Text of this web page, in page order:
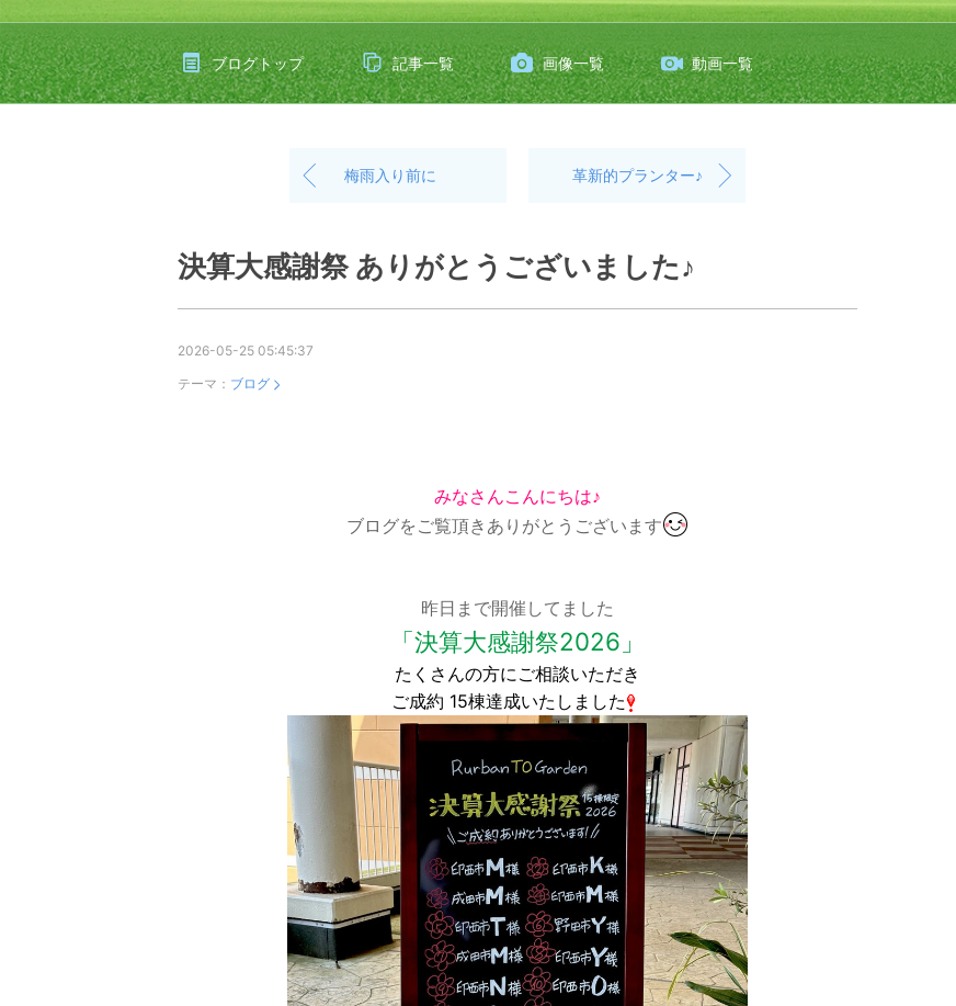
ブログトップ 記事一覧 画像一覧 動画一覧
梅雨入り前に 革新的プランター♪
決算大感謝祭 ありがとうございました♪
2026-05-25 05:45:37
テーマ： ブログ
みなさんこんにちは♪
ブログをご覧頂きありがとうございます
昨日まで開催してました
「決算大感謝祭2026」
たくさんの方にご相談いただき
ご成約 15棟達成いたしました